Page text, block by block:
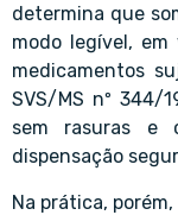
determina que
modo legível,
medicamentos
SVS/MS nº 344/
sem rasuras e
dispensação
Na prática,